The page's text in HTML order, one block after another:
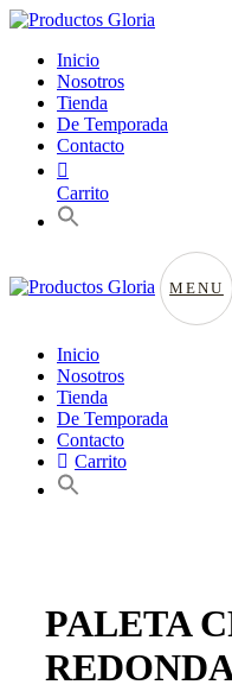
Inicio
Nosotros
Tienda
De Temporada
Contacto
Carrito
MENU
Inicio
Nosotros
Tienda
De Temporada
Contacto
Carrito
PALETA